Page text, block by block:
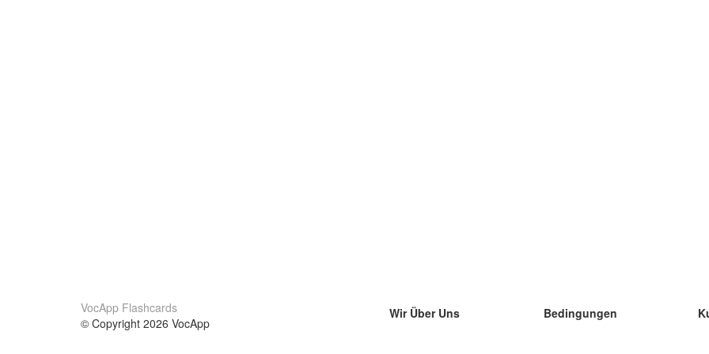
VocApp Flashcards
© Copyright 2026 VocApp
Wir Über Uns
Bedingungen